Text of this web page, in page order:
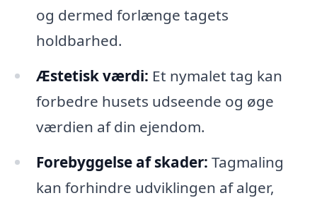
og dermed forlænge tagets
holdbarhed.
Æstetisk værdi: Et nymalet tag kan
forbedre husets udseende og øge
værdien af din ejendom.
Forebyggelse af skader: Tagmaling
kan forhindre udviklingen af alger,